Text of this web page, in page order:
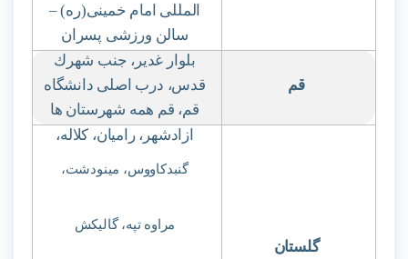
المللی امام خمینی(ره)–
سالن ورزشی پسران
قم
بلوار غدیر، جنب شهرك
قدس، درب اصلی دانشگاه
قم، قم همه شهرستان ها
گلستان
ازادشهر، رامیان، کلاله،
گنبدکاووس، مینودشت،
مراوه تپه، گالیکش